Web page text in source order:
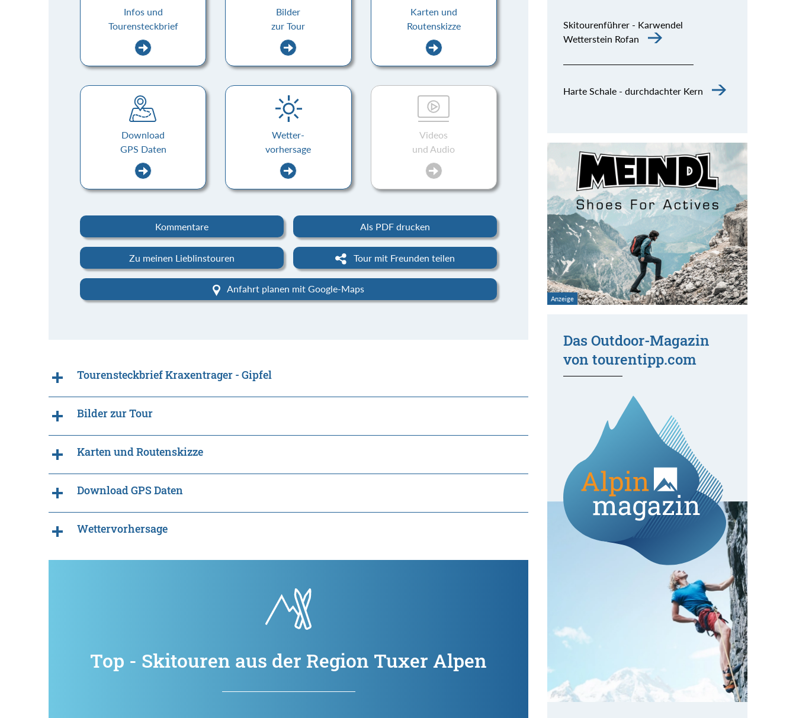
Infos und
Tourensteckbrief
Bilder
zur Tour
Karten und
Routenskizze
Download
GPS Daten
Wetter-
vorhersage
Videos
und Audio
Kommentare Als PDF drucken
Zu meinen Lieblinstouren Tour mit Freunden teilen
Anfahrt planen mit Google-Maps
Tourensteckbrief Kraxentrager - Gipfel
Bilder zur Tour
Karten und Routenskizze
Download GPS Daten
Wettervorhersage
Top - Skitouren aus der Region Tuxer Alpen
Skitourenführer - Karwendel
Wetterstein Rofan
Harte Schale - durchdachter Kern
Das Outdoor-Magazin
von tourentipp.com